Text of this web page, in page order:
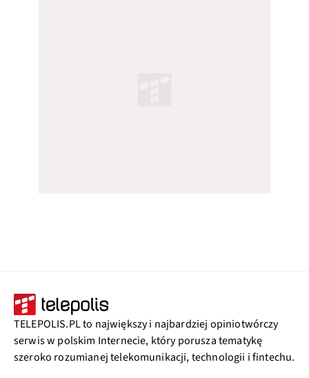
TELEPOLIS.PL to największy i najbardziej opiniotwórczy
serwis w polskim Internecie, który porusza tematykę
szeroko rozumianej telekomunikacji, technologii i fintechu.